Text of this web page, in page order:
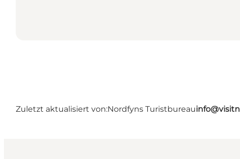
Zuletzt aktualisiert von:Nordfyns Turistbureau